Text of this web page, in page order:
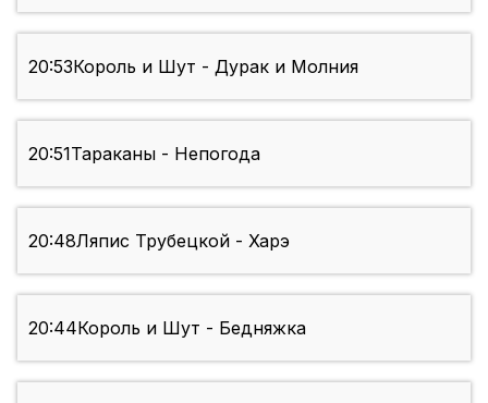
20:53Король и Шут - Дурак и Молния
20:51Тараканы - Непогода
20:48Ляпис Трубецкой - Харэ
20:44Король и Шут - Бедняжка